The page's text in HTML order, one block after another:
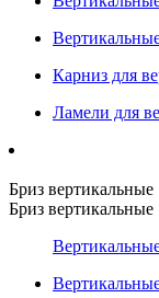
Карниз для
Ламели для
Бриз вертикальные
Бриз вертикальные